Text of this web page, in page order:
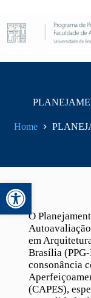
Abrir a
Home
O
em
Brasília
consonância
(CAPES),